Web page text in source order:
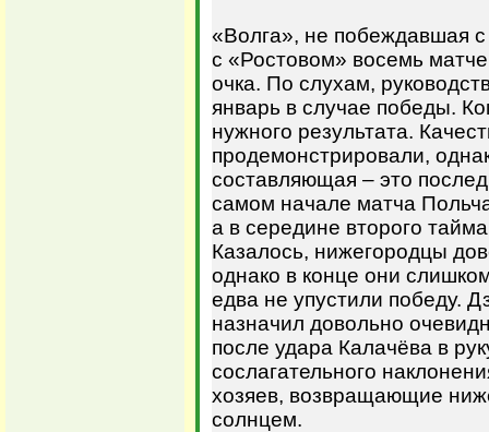
«Волга», не побеждавшая с
с «Ростовом» восемь
очка. По слухам,
январь в случае победы.
нужного результата.
продемонстрировали,
составляющая – это
самом начале матча
а в середине второго
Казалось, нижегородцы
однако в конце они
едва не упустили победу.
назначил довольно
после удара Калачёва в
сослагательного
хозяев, возвращающие
солнцем.